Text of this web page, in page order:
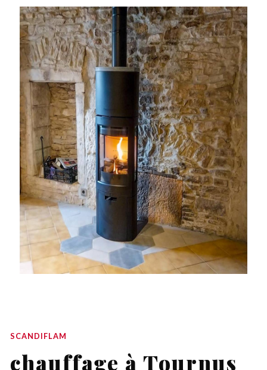
SCANDIFLAM
chauffage à Tournus